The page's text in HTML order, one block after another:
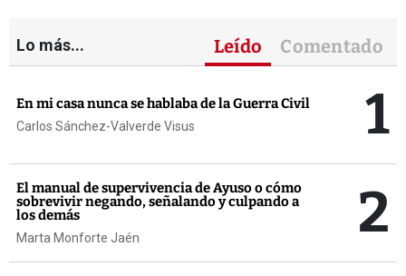
Lo más... Leído Comentado
En mi casa nunca se hablaba de la Guerra Civil
Carlos Sánchez-Valverde Visus 1
El manual de supervivencia de Ayuso o cómo
sobrevivir negando, señalando y culpando a
los demás
Marta Monforte Jaén 2